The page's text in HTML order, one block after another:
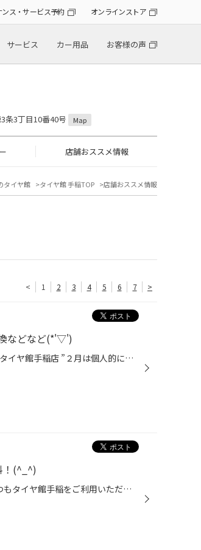
ンス・サービス予約 オンラインストア
サービス カー用品 お客様の声
条3丁目10番40号 Map
店舗おススメ情報
タイヤ館 タイヤ館 手稲TOP 店舗おススメ情報
< 1 2 3 4 5 6 7 >
などなど(*'▽')
2024年の予定はいつもとちょっと違う！！ どうも、タイヤ館手稲店 ”２月は個人的にも忙しい月、頑張らなきゃ！” 実行委員長かけるです。 表題の件 ‶ホンダ ＣＲ-Ｚ” ‶ＺＦ１” ‶車検整備（ロアアーム交換、タイロッドエンドブーツ交換、ウォッシャータンク交換他）、クラッチ交換 こちらのおクルマは...
！(^_^)
こんばんは、タイヤ館手稲のきつやまです(*'▽') いつもタイヤ館手稲をご利用いただき誠にありがとうございます！ オイル交換などでご来店されるお客様の中で、年数がかなり経ってしまっている車や溝が全然ないお客様もちらほら見かけます。 タイヤをいつ買ったか覚えていない、車変えてからずっと変...